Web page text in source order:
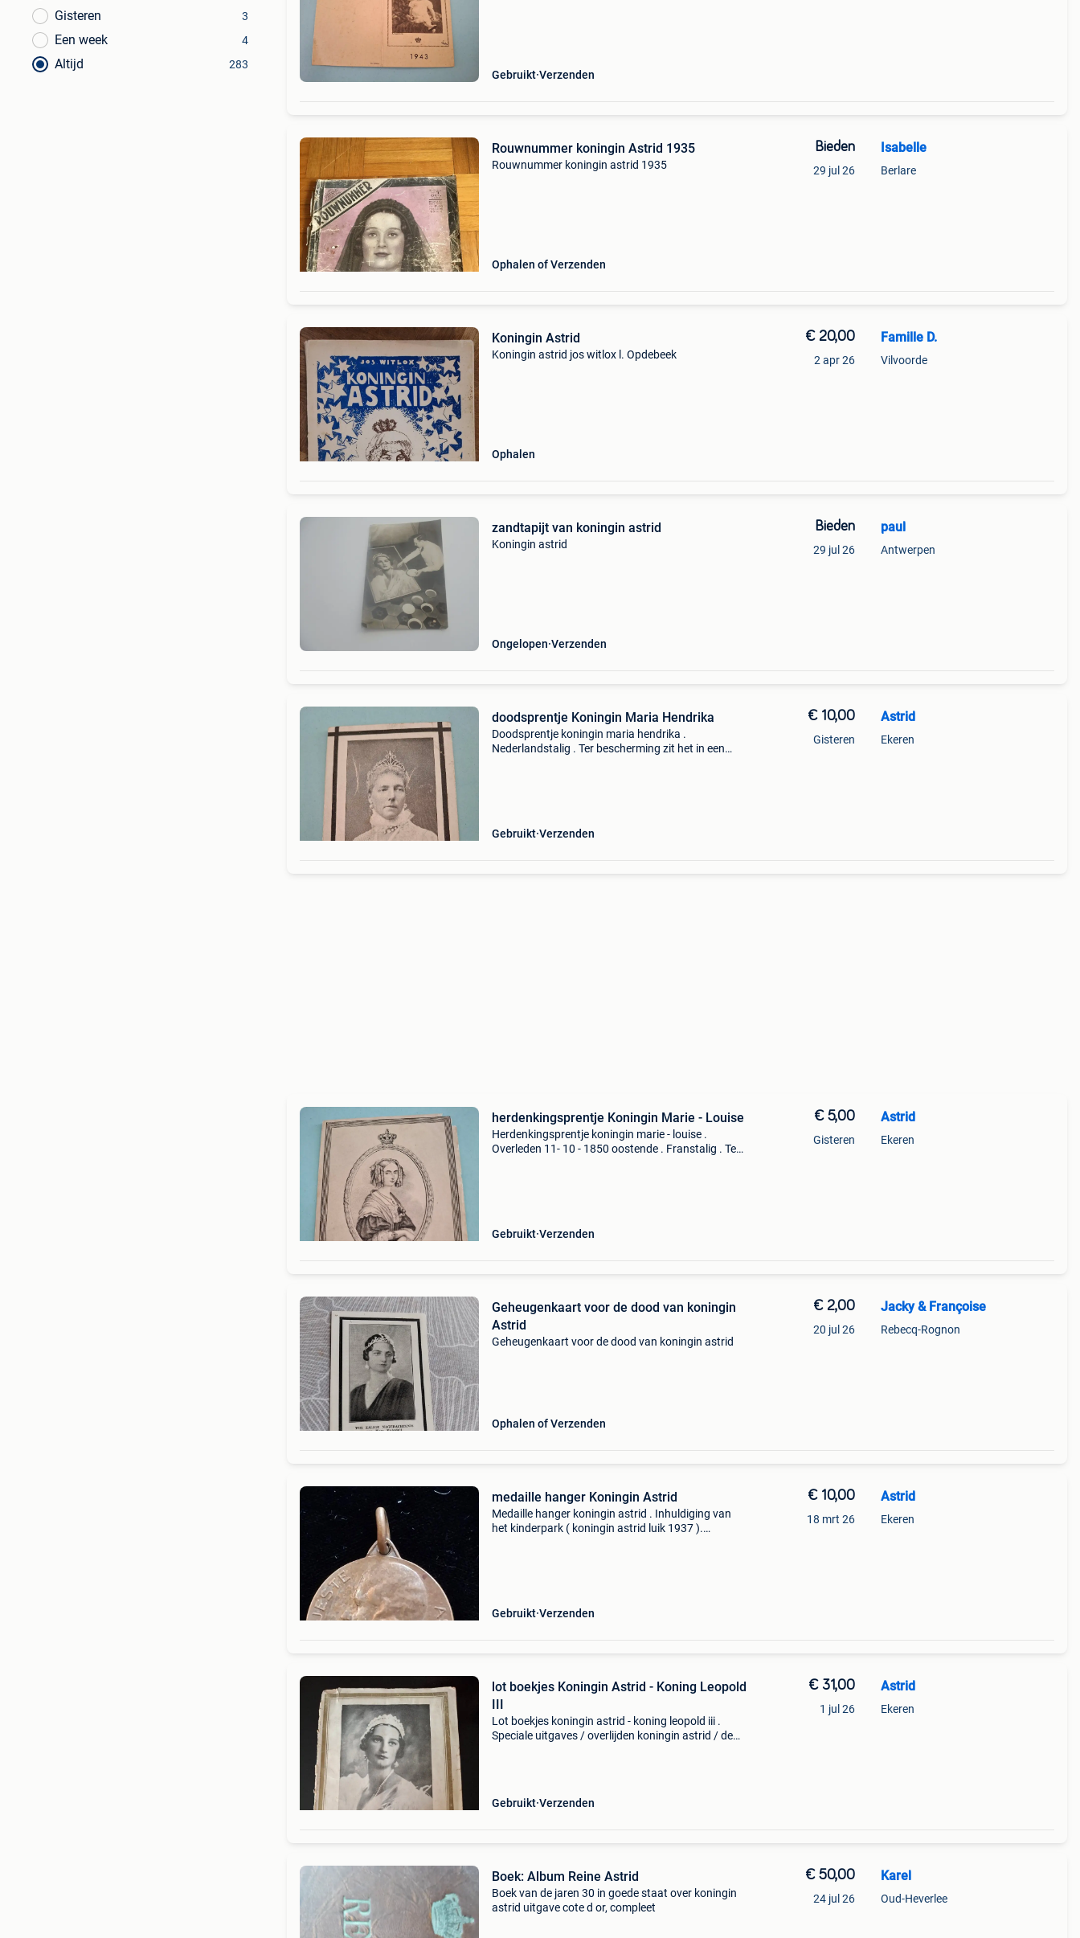
Gisteren 3
Een week 4
Altijd 283
Gebruikt Verzenden
Rouwnummer koningin Astrid 1935
Rouwnummer koningin astrid 1935
Ophalen of Verzenden
Bieden
29 jul 26
Isabelle
Berlare
Koningin Astrid
Koningin astrid jos witlox l. Opdebeek
Ophalen
€ 20,00
2 apr 26
Famille D.
Vilvoorde
zandtapijt van koningin astrid
Koningin astrid
Ongelopen Verzenden
Bieden
29 jul 26
paul
Antwerpen
doodsprentje Koningin Maria Hendrika
Doodsprentje koningin maria hendrika .
Nederlandstalig . Ter bescherming zit het in een
Gebruikt Verzenden
€ 10,00
Gisteren
Astrid
Ekeren
herdenkingsprentje Koningin Marie - Louise
Herdenkingsprentje koningin marie - louise .
Overleden 11- 10 - 1850 oostende . Franstalig . Ter
Gebruikt Verzenden
€ 5,00
Gisteren
Astrid
Ekeren
Geheugenkaart voor de dood van koningin
Astrid
Geheugenkaart voor de dood van koningin astrid
Ophalen of Verzenden
€ 2,00
20 jul 26
Jacky & Françoise
Rebecq-Rognon
medaille hanger Koningin Astrid
Medaille hanger koningin astrid . Inhuldiging van
het kinderpark ( koningin astrid luik 1937 ).
Gebruikt Verzenden
€ 10,00
18 mrt 26
Astrid
Ekeren
lot boekjes Koningin Astrid - Koning Leopold
III
Lot boekjes koningin astrid - koning leopold iii .
Speciale uitgaves / overlijden koningin astrid / de
Gebruikt Verzenden
€ 31,00
1 jul 26
Astrid
Ekeren
Boek: Album Reine Astrid
Boek van de jaren 30 in goede staat over koningin
astrid uitgave cote d or, compleet
€ 50,00
24 jul 26
Karel
Oud-Heverlee